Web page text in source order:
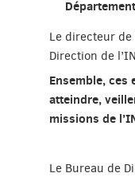
Le directeur de
Direction de
Ensemble,
atteindre,
missions de
Le Bureau de